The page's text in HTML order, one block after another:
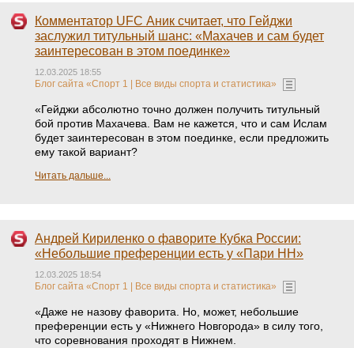
Комментатор UFC Аник считает, что Гейджи
заслужил титульный шанс: «Махачев и сам будет
заинтересован в этом поединке»
12.03.2025 18:55
Блог сайта «Спорт 1 | Все виды спорта и статистика»
«Гейджи абсолютно точно должен получить титульный
бой против Махачева. Вам не кажется, что и сам Ислам
будет заинтересован в этом поединке, если предложить
ему такой вариант?
Читать дальше...
Андрей Кириленко о фаворите Кубка России:
«Небольшие преференции есть у «Пари НН»
12.03.2025 18:54
Блог сайта «Спорт 1 | Все виды спорта и статистика»
«Даже не назову фаворита. Но, может, небольшие
преференции есть у «Нижнего Новгорода» в силу того,
что соревнования проходят в Нижнем.